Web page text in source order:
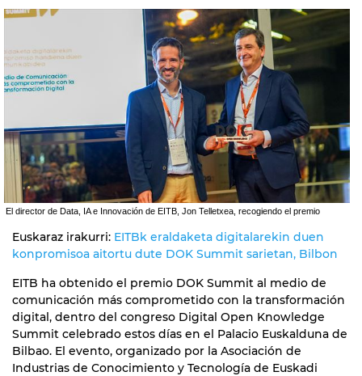
El director de Data, IA e Innovación de EITB, Jon Telletxea, recogiendo el premio
Euskaraz irakurri: EITBk eraldaketa digitalarekin duen
konpromisoa aitortu dute DOK Summit sarietan, Bilbon
EITB ha obtenido el premio DOK Summit al medio de
comunicación más comprometido con la transformación
digital, dentro del congreso Digital Open Knowledge
Summit celebrado estos días en el Palacio Euskalduna de
Bilbao. El evento, organizado por la Asociación de
Industrias de Conocimiento y Tecnología de Euskadi